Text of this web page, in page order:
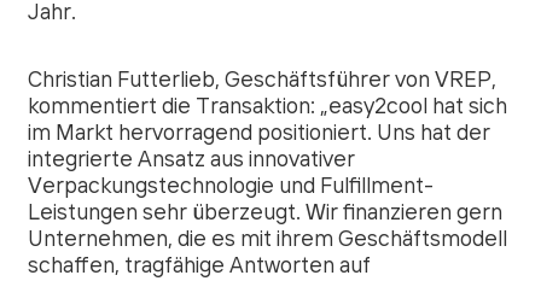
Jahr.
Christian Futterlieb, Geschäftsführer von VREP,
kommentiert die Transaktion: „easy2cool hat sich
im Markt hervorragend positioniert. Uns hat der
integrierte Ansatz aus innovativer
Verpackungstechnologie und Fulfillment-
Leistungen sehr überzeugt. Wir finanzieren gern
Unternehmen, die es mit ihrem Geschäftsmodell
schaffen, tragfähige Antworten auf